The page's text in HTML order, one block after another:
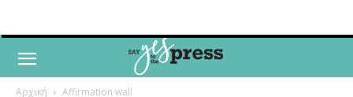
Αρχική Affirmation wall